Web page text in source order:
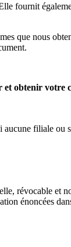
fournit
que nous
et obtenir
filiale
révocable
énoncées